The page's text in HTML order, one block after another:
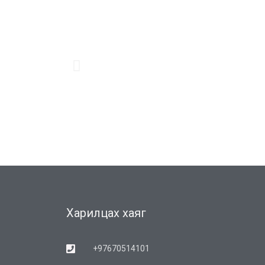
Харилцах хаяг
+97670514101